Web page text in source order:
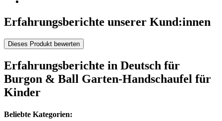
Erfahrungsberichte unserer Kund:innen
Dieses Produkt bewerten
Erfahrungsberichte in Deutsch für
Burgon & Ball Garten-Handschaufel für
Kinder
Beliebte Kategorien: